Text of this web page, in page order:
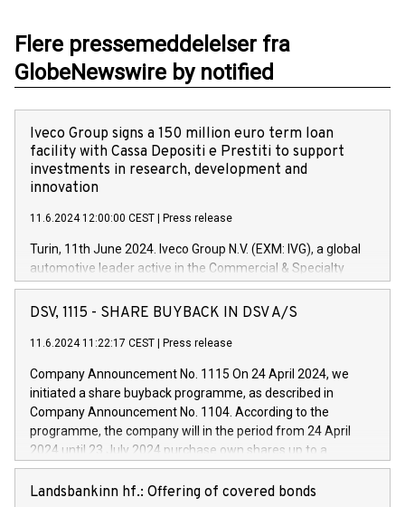
Flere pressemeddelelser fra
GlobeNewswire by notified
Iveco Group signs a 150 million euro term loan
facility with Cassa Depositi e Prestiti to support
investments in research, development and
innovation
11.6.2024 12:00:00 CEST Press release
Turin, 11th June 2024. Iveco Group N.V. (EXM: IVG), a global
automotive leader active in the Commercial & Specialty
Vehicles, Powertrain and related Financial Services arenas,
has successfully signed a term loan facility of 150 million
new projects in Italy dedicated to research, development and
by CDP, Iveco Group will develop innovative technologies and
architectures in the field of electric propulsion and further
develop solutions for autonomous driving, digitalisation and
vehicle connectivity aimed at increasing efficiency, safety,
driving comfort and productivity. The financed investments,
Iveco Group in Italy by the end of 2025. Iveco Group N.V.
DSV, 1115 - SHARE BUYBACK IN DSV A/S
11.6.2024 11:22:17 CEST Press release
Company Announcement No. 1115 On 24 April 2024, we
initiated a share buyback programme, as described in
Company Announcement No. 1104. According to the
programme, the company will in the period from 24 April
2024 until 23 July 2024 purchase own shares up to a
maximum value of DKK 1,000 million, and no more than
1,700,000 shares, corresponding to 0.79% of the share
Landsbankinn hf.: Offering of covered bonds